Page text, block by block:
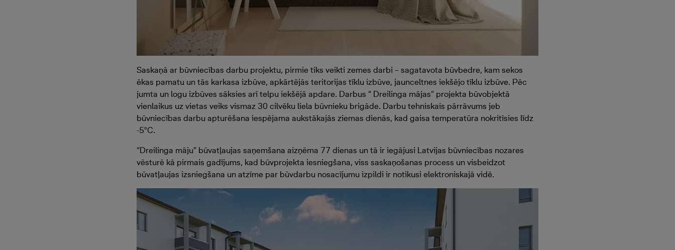
Saskaņā ar būvniecības darbu projektu, pirmie tiks veikti zemes darbi – sagatavota būvbedre, kam sekos
ēkas pamatu un tās karkasa izbūve, apkārtējās teritorijas tīklu izbūve, jaunceltnes iekšējo tīklu izbūve. Pēc
jumta un logu izbūves sāksies arī telpu iekšējā apdare. Darbus “ Dreilinga mājas” projekta būvobjektā
vienlaikus uz vietas veiks vismaz 30 cilvēku liela būvnieku brigāde. Darbu tehniskais pārrāvums jeb
būvniecības darbu apturēšana iespējama aukstākajās ziemas dienās, kad gaisa temperatūra nokritīsies līdz
-5°C.
“Dreilinga māju” būvatļaujas saņemšana aizņēma 77 dienas un tā ir iegājusi Latvijas būvniecības nozares
vēsturē kā pirmais gadījums, kad būvprojekta iesniegšana, viss saskaņošanas process un visbeidzot
būvatļaujas izsniegšana un atzīme par būvdarbu nosacījumu izpildi ir notikusi elektroniskajā vidē.